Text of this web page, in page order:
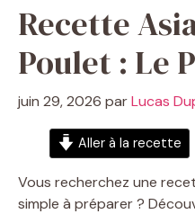
Recette
Poulet : Le
juin 29, 2026 parLucas
Aller à la recette
Vous recherchez une
simple à préparer ?